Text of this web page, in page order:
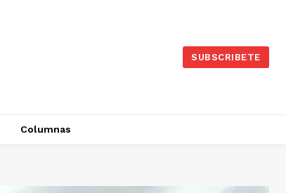
SUBSCRIBETE
Columnas